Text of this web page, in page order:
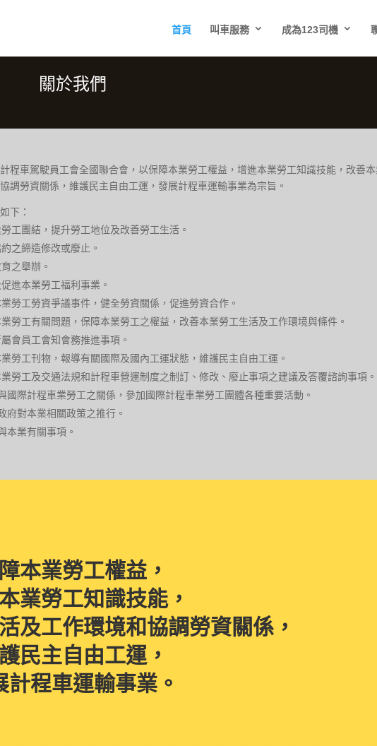
首頁 叫車服務 成為123司機
關於我們
程車駕駛員工會全國聯合會，以保障本業勞工權益，增進本業勞工知識技能，改善
調勞資關係，維護民主自由工運，發展計程車運輸事業為宗旨。
下：
工團結，提升勞工地位及改善勞工生活。
之締造修改或廢止。
之舉辦。
進本業勞工福利事業。
勞工勞資爭議事件，健全勞資關係，促進勞資合作。
勞工有關問題，保障本業勞工之權益，改善本業勞工生活及工作環境與條件。
會員工會知會務推進事項。
業勞工刊物，報導有關國際及國內工運狀態，維護民主自由工運。
勞工及交通法規和計程車營運制度之制訂、修改、廢止事項之建議及答覆諮詢事項。
國際計程車業勞工之關係，參加國際計程車業勞工團體各種重要活動。
府對本業相關政策之推行。
本業有關事項。
本業勞工權益，
業勞工知識技能，
及工作環境和協調勞資關係，
民主自由工運，
計程車運輸事業。